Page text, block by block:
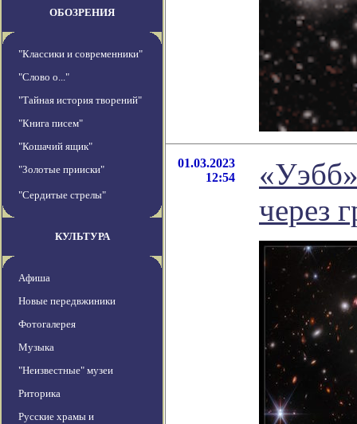
ОБОЗРЕНИЯ
"Классики и современники"
"Слово о..."
"Тайная история творений"
"Книга писем"
"Кошачий ящик"
"Золотые прииски"
"Сердитые стрелы"
КУЛЬТУРА
Афиша
Новые передвжиники
Фотогалерея
Музыка
"Неизвестные" музеи
Риторика
Русские храмы и
01.03.2023
12:54
через